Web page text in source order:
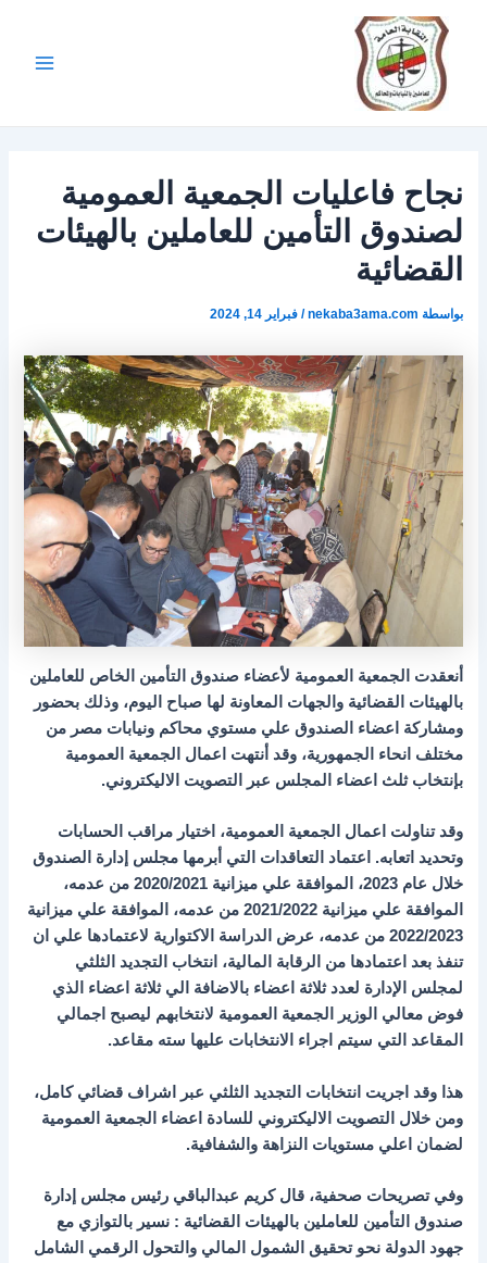
المحتوى
نجاح فاعليات الجمعية العمومية
لصندوق التأمين للعاملين بالهيئات
القضائية
بواسطة nekaba3ama.com
/فبراير 14, 2024
أنعقدت الجمعية العمومية لأعضاء صندوق التأمين الخاص للعاملين
بالهيئات القضائية والجهات المعاونة لها صباح اليوم، وذلك بحضور
ومشاركة اعضاء الصندوق علي مستوي محاكم ونيابات مصر من
مختلف انحاء الجمهورية، وقد أنتهت اعمال الجمعية العمومية
بإنتخاب ثلث اعضاء المجلس عبر التصويت الاليكتروني.
وقد تناولت اعمال الجمعية العمومية، اختيار مراقب الحسابات
وتحديد اتعابه. اعتماد التعاقدات التي أبرمها مجلس إدارة الصندوق
خلال عام 2023، الموافقة علي ميزانية 2020/2021 من عدمه،
الموافقة علي ميزانية 2021/2022 من عدمه، الموافقة علي ميزانية
2022/2023 من عدمه، عرض الدراسة الاكتوارية لاعتمادها علي ان
تنفذ بعد اعتمادها من الرقابة المالية، انتخاب التجديد الثلثي
لمجلس الإدارة لعدد ثلاثة اعضاء بالاضافة الي ثلاثة اعضاء الذي
فوض معالي الوزير الجمعية العمومية لانتخابهم ليصبح اجمالي
المقاعد التي سيتم اجراء الانتخابات عليها سته مقاعد.
هذا وقد اجريت انتخابات التجديد الثلثي عبر اشراف قضائي كامل،
ومن خلال التصويت الاليكتروني للسادة اعضاء الجمعية العمومية
لضمان اعلي مستويات النزاهة والشفافية.
وفي تصريحات صحفية، قال كريم عبدالباقي رئيس مجلس إدارة
صندوق التأمين للعاملين بالهيئات القضائية : نسير بالتوازي مع
جهود الدولة نحو تحقيق الشمول المالي والتحول الرقمي الشامل
navigation